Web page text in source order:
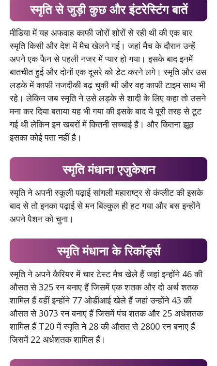
स्मृति से जुड़ी कुछ और इंटरेस्टिंग बातें
मीडिया में यह अफवाह काफी जोरों शोरों से रही थी की एक बार
स्मृति किसी और देश में मैच खेलने गई। जहां मैच के दौरान उन्हें
अपने एक फैन से पहली नजर में प्यार हो गया। इसके बाद इनमें
बातचीत हुई और दोनों एक दूसरे को डेट करने लगे। स्मृति और उस
लड़के में काफी नजदीकी बढ़ चुकी थी और वह काफी टाइम साथ भी
रहे। लेकिन जब स्मृति ने उसे लड़के से शादी के लिए कहा तो उसने
मना कर दिया बताया यह भी गया की इसके बाद ये पूरी तरह से टूट
गई थी लेकिन इन खबरों में कितनी सच्चाई है। और कितना झूठ
इसका कोई पता नहीं है।
स्मृति मंधाना एजुकेशन
स्मृति ने अपनी स्कूली पढ़ाई सांगली महाराष्ट्र से कंप्लीट की इसके
बाद से तो इनका पढ़ाई से मन बिल्कुल ही हट गया और बस इन्होंने
अपने पैशन को चुना।
स्मृति मंधाना के रिकॉर्ड्स
स्मृति ने अपने कैरियर में चार टेस्ट मैच खेले हैं जहां इन्होंने 46 की
औसत से 325 रन बनाए हैं जिसमें एक शतक और दो अर्थ शतक
शामिल हैं वहीं इन्होंने 77 ओडीआई खेले हैं जहां उन्होंने 43 की
औसत से 3073 रन बनाए हैं जिसमें पंच शतक और 25 अर्धशतक
शामिल हैं T20 में स्मृति ने 28 की औसत से 2800 रन बनाए हैं
जिसमें 22 अर्धशतक शामिल हैं।